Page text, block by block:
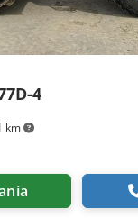
km
4